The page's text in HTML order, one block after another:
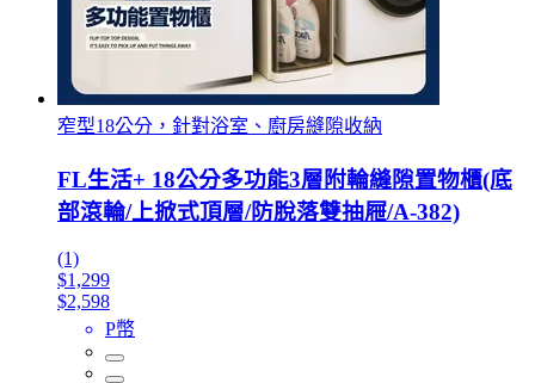
窄型18公分，針對浴室、廚房縫隙收納
FL生活+ 18公分多功能3層附輪縫隙置物櫃(底
部滾輪/上掀式頂層/防脫落雙抽屜/A-382)
(1)
$1,299
$2,598
P幣